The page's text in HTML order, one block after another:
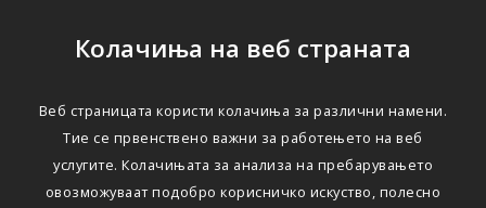
Колачиња на веб страната
Веб страницата користи колачиња за различни намени.
Тие се првенствено важни за работењето на веб
услугите. Колачињата за анализа на пребарувањето
овозможуваат подобро корисничко искуство, полесно